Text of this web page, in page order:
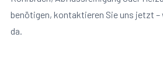
benötigen, kontaktieren Sie uns jetzt
da.